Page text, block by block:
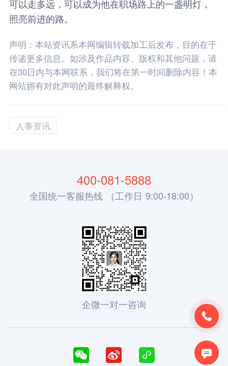
可以走多远，可以成为他在职场路上的一盏明灯，
照亮前进的路。
声明：本站资讯系本网编辑转载加工后发布，目的在于
传递更多信息。如涉及作品内容、版权和其他问题，请
在30日内与本网联系，我们将在第一时间删除内容！本
网站拥有对此声明的最终解释权。
人事资讯


400-081-5888
全国统一客服热线 （工作日 9:00-18:00）
企微一对一咨询
  